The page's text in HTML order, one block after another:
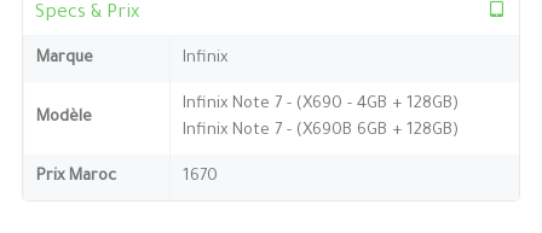
Specs & Prix
Marque Infinix
Modèle
Infinix Note 7 - (X690 - 4GB + 128GB)
Infinix Note 7 - (X690B 6GB + 128GB)
Prix Maroc 1670